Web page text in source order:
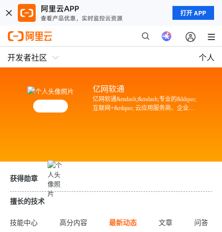
打开 APP
开发者社区 个人
亿网软通
亿网软通&mdash;&mdash;专业的&ldquo;
互联网+&rdquo; 云应用服务商、企业数
获得勋章
擅长的技术
技能中心 高分内容 最新动态 文章 问答